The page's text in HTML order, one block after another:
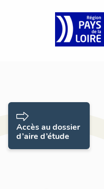
Accès au dossier
d’aire d’étude